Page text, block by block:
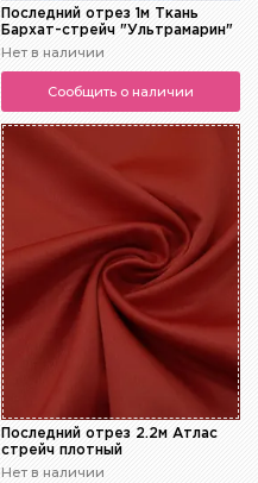
Последний отрез 1м Ткань
Бархат-стрейч "Ультрамарин"
Нет в наличии
Сообщить о наличии
Последний отрез 2.2м Атлас
стрейч плотный
Нет в наличии